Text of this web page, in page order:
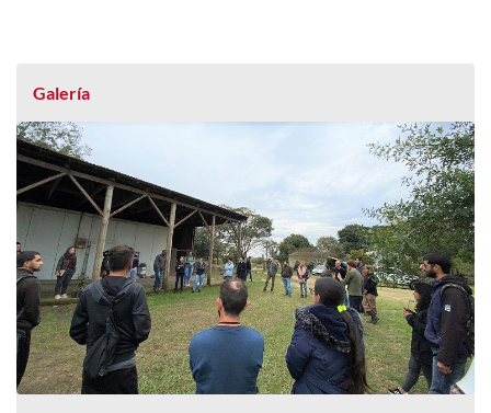
Galería